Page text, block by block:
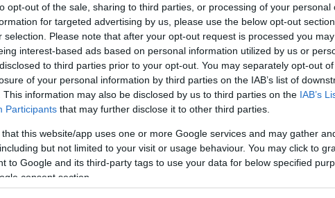
opt-out of the sale, sharing to third parties, or processing of your personal
for targeted advertising by us, please use the below opt-out
selection. Please note that after your opt-out request is processed you may
interest-based ads based on personal information utilized by us or
to third parties prior to your opt-out. You may separately opt-out
of your personal information by third parties on the IAB’s list of
This information may also be disclosed by us to third parties on the IAB’s
Participants that may further disclose it to other third parties.
that this website/app uses one or more Google services and may gather
but not limited to your visit or usage behaviour. You may click to
to Google and its third-party tags to use your data for below specified
consent section.
sur-Argens !
car le chocolat rend heureux !
Chocolat et des Délices, la ville de Roquebrune-sur-